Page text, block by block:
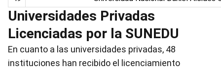
Universidades Privadas
Licenciadas por la SUNEDU
En cuanto a las universidades privadas, 48
instituciones han recibido el licenciamiento